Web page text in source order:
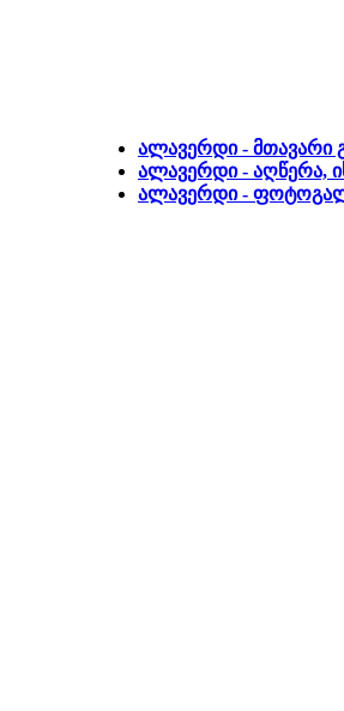
ალავერდი - მთავარი
ალავერდი - აღწერა,
ალავერდი -